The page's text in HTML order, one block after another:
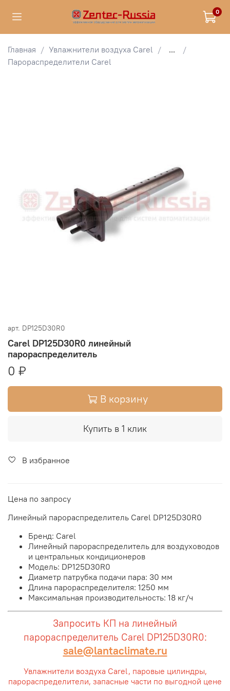
0
Главная Увлажнители воздуха Carel
...
Парораспределители Carel
арт. DP125D30R0
Carel DP125D30R0 линейный
парораспределитель
0 ₽
В корзину
Купить в 1 клик
В избранное
Цена по запросу
Линейный парораспределитель Carel DP125D30R0
Бренд: Carel
Линейный парораспределитель для воздуховодов
и центральных кондиционеров
Модель: DP125D30R0
Диаметр патрубка подачи пара: 30 мм
Длина парораспределителя: 1250 мм
Максимальная производительность: 18 кг/ч
Запросить КП на линейный
парораспределитель Carel DP125D30R0:
sale@lantaclimate.ru
Увлажнители воздуха Carel, паровые цилиндры,
парораспределители, запасные части по выгодной цене